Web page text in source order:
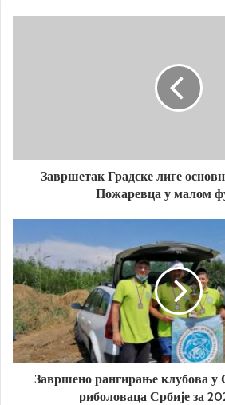
Завршетак Градске лиге
Пожаревца у малом
Завршено рангирање клубова у
риболоваца Србије за